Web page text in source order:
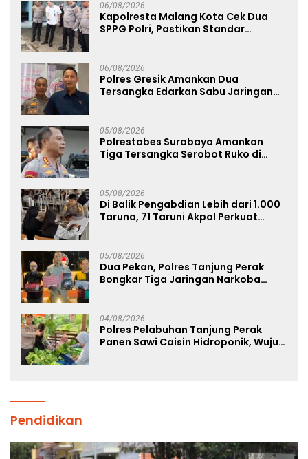
06/08/2026
Kapolresta Malang Kota Cek Dua
SPPG Polri, Pastikan Standar
06/08/2026
Polres Gresik Amankan Dua
Tersangka Edarkan Sabu Jaringan
05/08/2026
Polrestabes Surabaya Amankan
Tiga Tersangka Serobot Ruko di
05/08/2026
Di Balik Pengabdian Lebih dari 1.000
Taruna, 71 Taruni Akpol Perkuat
05/08/2026
Dua Pekan, Polres Tanjung Perak
Bongkar Tiga Jaringan Narkoba
04/08/2026
Polres Pelabuhan Tanjung Perak
Panen Sawi Caisin Hidroponik, Wujud
Pendidikan